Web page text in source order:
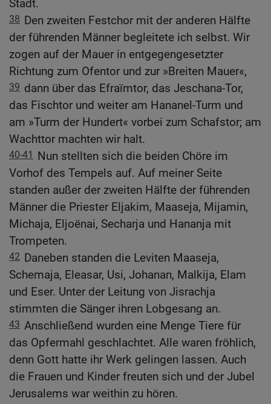
Stadt.
38 Den zweiten Festchor mit der anderen Hälfte
der führenden Männer begleitete ich selbst. Wir
zogen auf der Mauer in entgegengesetzter
Richtung zum Ofentor und zur »Breiten Mauer«,
39 dann über das Efraïmtor, das Jeschana-Tor,
das Fischtor und weiter am Hananel-Turm und
am »Turm der Hundert« vorbei zum Schafstor; am
Wachttor machten wir halt.
40-41 Nun stellten sich die beiden Chöre im
Vorhof des Tempels auf. Auf meiner Seite
standen außer der zweiten Hälfte der führenden
Männer die Priester Eljakim, Maaseja, Mijamin,
Michaja, Eljoënai, Secharja und Hananja mit
Trompeten.
42 Daneben standen die Leviten Maaseja,
Schemaja, Eleasar, Usi, Johanan, Malkija, Elam
und Eser. Unter der Leitung von Jisrachja
stimmten die Sänger ihren Lobgesang an.
43 Anschließend wurden eine Menge Tiere für
das Opfermahl geschlachtet. Alle waren fröhlich,
denn Gott hatte ihr Werk gelingen lassen. Auch
die Frauen und Kinder freuten sich und der Jubel
Jerusalems war weithin zu hören.